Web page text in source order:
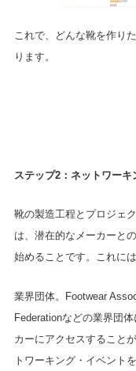
これで、どんな靴を作り
ります。
ステップ2：ネットワーキ
靴の製造工程とプロジェ
は、潜在的なメーカーと
始めることです。これに
業界団体。Footwear
Federationなどの業界団
カーにアクセスすること
トワーキング・イベント